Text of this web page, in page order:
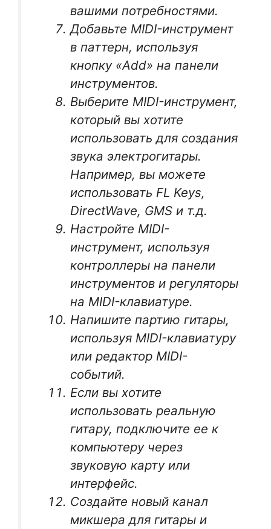
вашими потребностями.
Добавьте MIDI-инструмент
в паттерн, используя
кнопку «Add» на панели
инструментов.
Выберите MIDI-инструмент,
который вы хотите
использовать для создания
звука электрогитары.
Например, вы можете
использовать FL Keys,
DirectWave, GMS и т.д.
Настройте MIDI-
инструмент, используя
контроллеры на панели
инструментов и регуляторы
на MIDI-клавиатуре.
Напишите партию гитары,
используя MIDI-клавиатуру
или редактор MIDI-
событий.
Если вы хотите
использовать реальную
гитару, подключите ее к
компьютеру через
звуковую карту или
интерфейс.
Создайте новый канал
микшера для гитары и